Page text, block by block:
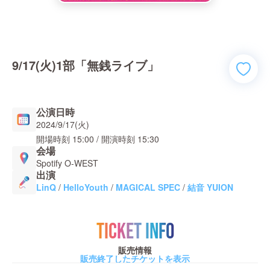
9/17(火)1部「無銭ライブ」
公演日時
2024/9/17(火)
開場時刻 15:00 / 開演時刻 15:30
会場
Spotify O-WEST
出演
LinQ / HelloYouth / MAGICAL SPEC / 結音 YUION
TICKET INFO
販売情報
販売終了したチケットを表示